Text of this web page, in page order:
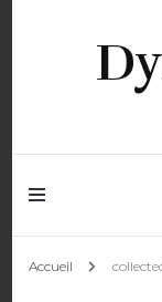
Accueil